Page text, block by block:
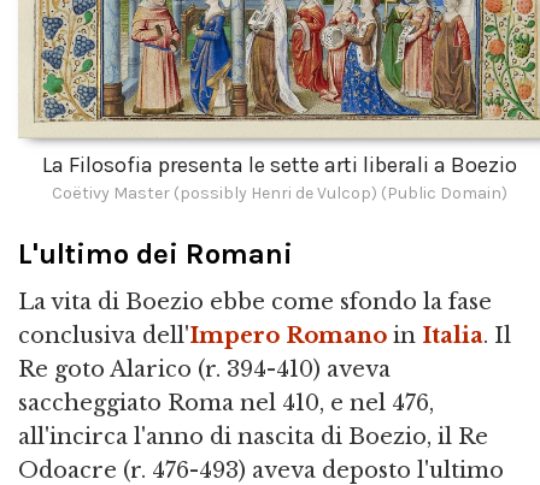
La Filosofia presenta le sette arti liberali a Boezio
Coëtivy Master (possibly Henri de Vulcop) (Public Domain)
L'ultimo dei Romani
La vita di Boezio ebbe come sfondo la fase
conclusiva dell'Impero Romano in Italia. Il
Re goto Alarico (r. 394-410) aveva
saccheggiato Roma nel 410, e nel 476,
all'incirca l'anno di nascita di Boezio, il Re
Odoacre (r. 476-493) aveva deposto l'ultimo